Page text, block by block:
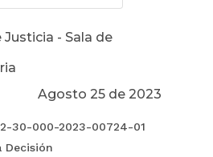
- Sala de
Agosto 25 de 2023
30-000-2023-00724-01
Decisión